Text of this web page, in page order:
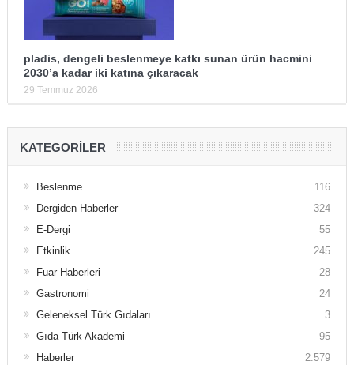
pladis, dengeli beslenmeye katkı sunan ürün hacmini
2030’a kadar iki katına çıkaracak
29 Temmuz 2026
KATEGORILER
Beslenme
116
Dergiden Haberler
324
E-Dergi
55
Etkinlik
245
Fuar Haberleri
28
Gastronomi
24
Geleneksel Türk Gıdaları
3
Gıda Türk Akademi
95
Haberler
2.579